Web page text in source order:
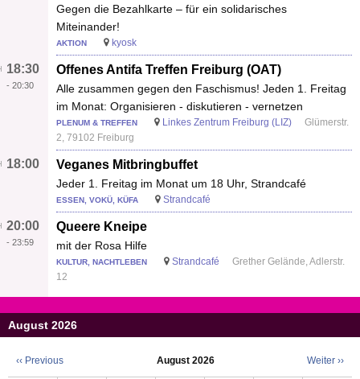
Gegen die Bezahlkarte – für ein solidarisches
Miteinander!
AKTION kyosk
Offenes Antifa Treffen Freiburg (OAT)
Alle zusammen gegen den Faschismus! Jeden 1. Freitag
im Monat: Organisieren - diskutieren - vernetzen
18:30
- 20:30
PLENUM & TREFFEN Linkes Zentrum Freiburg (LIZ)
Glümerstr.
2, 79102 Freiburg
Veganes Mitbringbuffet
Jeder 1. Freitag im Monat um 18 Uhr, Strandcafé
18:00
ESSEN, VOKÜ, KÜFA Strandcafé
Queere Kneipe
mit der Rosa Hilfe
20:00
- 23:59
KULTUR, NACHTLEBEN Strandcafé
Grether Gelände, Adlerstr.
12
August 2026
Seitennummerierung
‹‹ Previous August 2026 Weiter ››